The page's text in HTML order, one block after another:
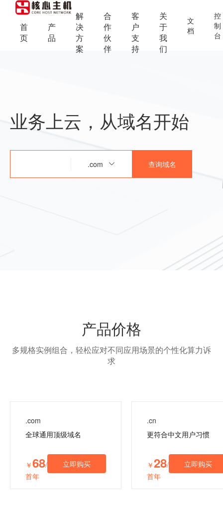
首
页
产
品
解
决
方
案
合
作
伙
伴
客
户
支
持
关
于
我
们
文
档
控
制
台
业务上云，从域名开始
.com 查询域名
产品价格
多规格实例组合，轻松应对不同应用场景的个性化算力诉
求
.com
全球通用顶级域名
￥68/
首年
立即购买
.cn
更符合中文用户习惯
￥28/
首年
立即购买